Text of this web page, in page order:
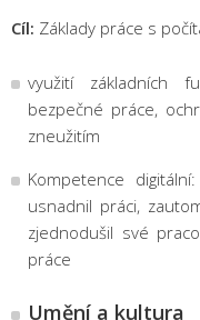
Cíl: Základy práce s
využití základních
bezpečné práce,
zneužitím
Kompetence
usnadnil práci,
zjednodušil své
práce
Umění a kultura